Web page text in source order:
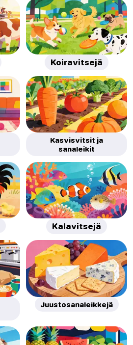
Koiravitsejä
Kasvisvitsit ja
sanaleikit
Kalavitsejä
Juustosanaleikkejä